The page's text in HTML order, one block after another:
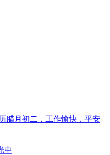
腊月初二，工作愉快，平安
中